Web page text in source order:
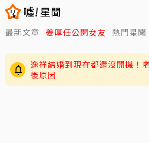
最新文章 姜厚任公開女友 熱門星聞
逸祥結婚到現在都還沒開機！
後原因